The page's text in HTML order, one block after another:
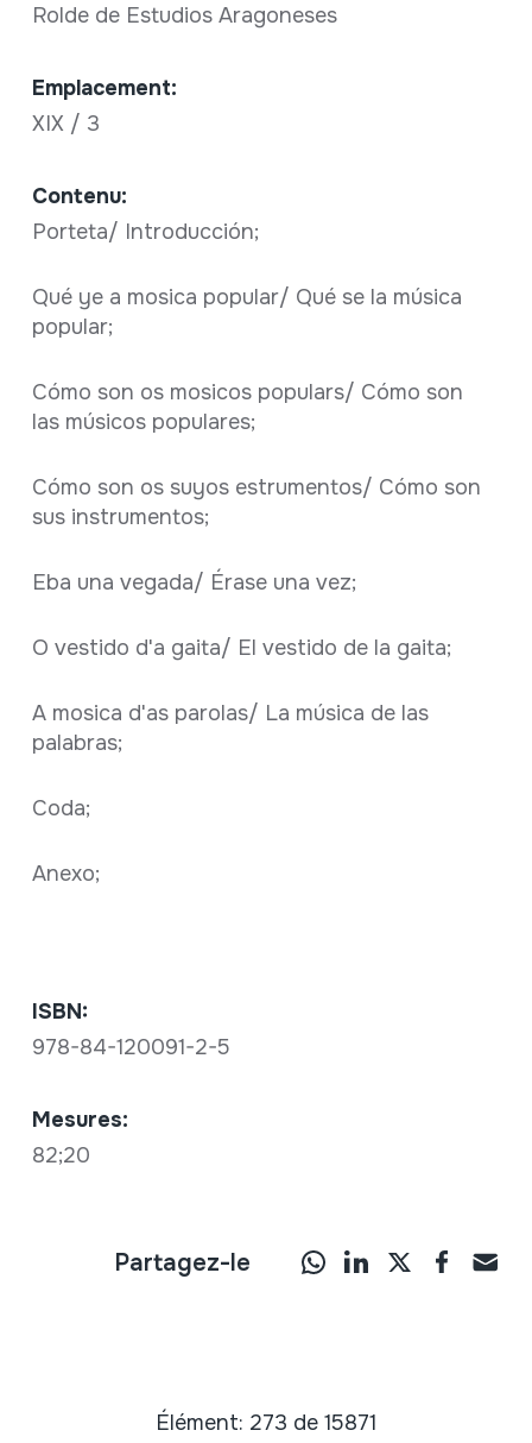
Rolde de Estudios Aragoneses
Emplacement:
XIX / 3
Contenu:
Porteta/ Introducción;
Qué ye a mosica popular/ Qué se la música
popular;
Cómo son os mosicos populars/ Cómo son
las músicos populares;
Cómo son os suyos estrumentos/ Cómo son
sus instrumentos;
Eba una vegada/ Érase una vez;
O vestido d'a gaita/ El vestido de la gaita;
A mosica d'as parolas/ La música de las
palabras;
Coda;
Anexo;
ISBN:
978-84-120091-2-5
Mesures:
82;20
Partagez-le
Élément: 273 de 15871